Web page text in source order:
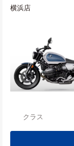
横浜店
クラス